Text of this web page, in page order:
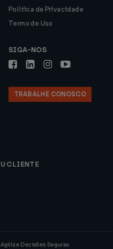
Política de Privacidade
Termo de Uso
SIGA-NOS
TRABALHE CONOSCO
CLIENTE
Agilize Decisões Seguras